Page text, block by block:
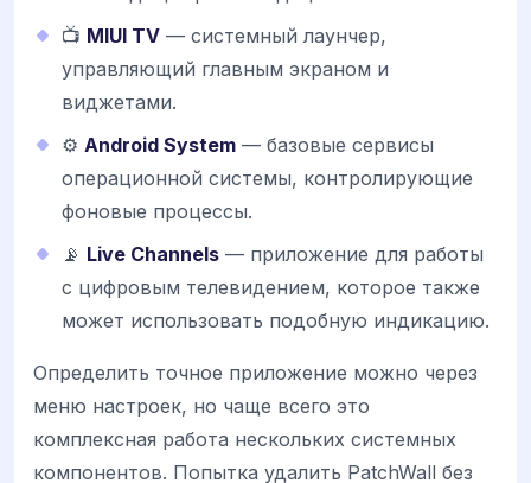
📺 MIUI TV — системный лаунчер,
управляющий главным экраном и
виджетами.
⚙️ Android System — базовые сервисы
операционной системы, контролирующие
фоновые процессы.
📡 Live Channels — приложение для работы
с цифровым телевидением, которое также
может использовать подобную индикацию.
Определить точное приложение можно через
меню настроек, но чаще всего это
комплексная работа нескольких системных
компонентов. Попытка удалить PatchWall без